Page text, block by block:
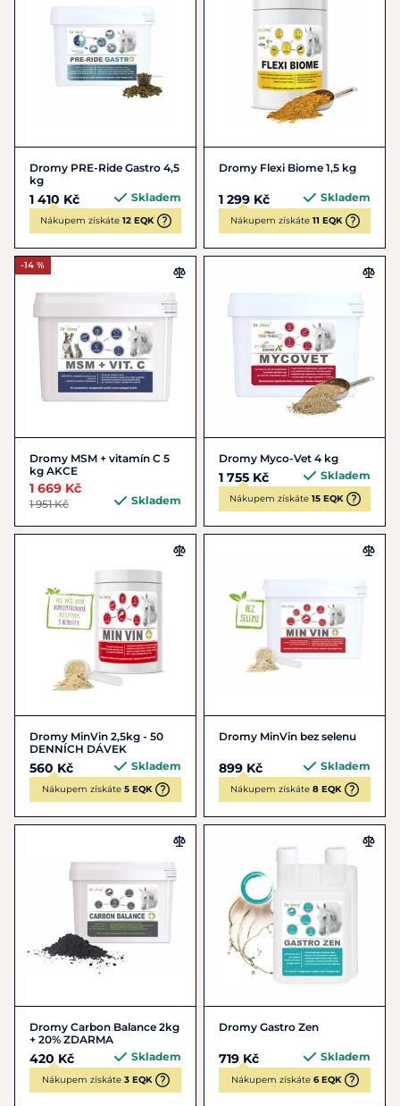
Dromy PRE-Ride Gastro 4,5
kg
1 410 Kč Skladem
Nákupem získáte 12 EQK
Dromy Flexi Biome 1,5 kg
1 299 Kč Skladem
Nákupem získáte 11 EQK
-14 %
Dromy MSM + vitamín C 5
kg AKCE
1 669 Kč
1 951 Kč Skladem
Dromy Myco-Vet 4 kg
1 755 Kč Skladem
Nákupem získáte 15 EQK
Dromy MinVin 2,5kg - 50
DENNÍCH DÁVEK
560 Kč Skladem
Nákupem získáte 5 EQK
Dromy MinVin bez selenu
899 Kč Skladem
Nákupem získáte 8 EQK
Dromy Carbon Balance 2kg
+ 20% ZDARMA
420 Kč Skladem
Nákupem získáte 3 EQK
Dromy Gastro Zen
719 Kč Skladem
Nákupem získáte 6 EQK